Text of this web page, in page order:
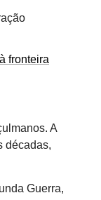
fronteira
A
décadas,
Guerra,